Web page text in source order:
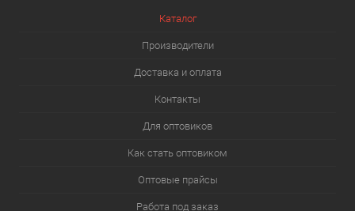
Каталог
Производители
Доставка и оплата
Контакты
Для оптовиков
Как стать оптовиком
Оптовые прайсы
Работа под заказ